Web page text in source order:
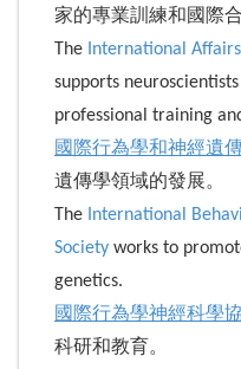
家的專業訓練和國際合
The International
supports
professional training
國際行為學和神經遺
遺傳學領域的發展。
The International
Society works to
genetics.
國際行為學神經科學
科研和教育。